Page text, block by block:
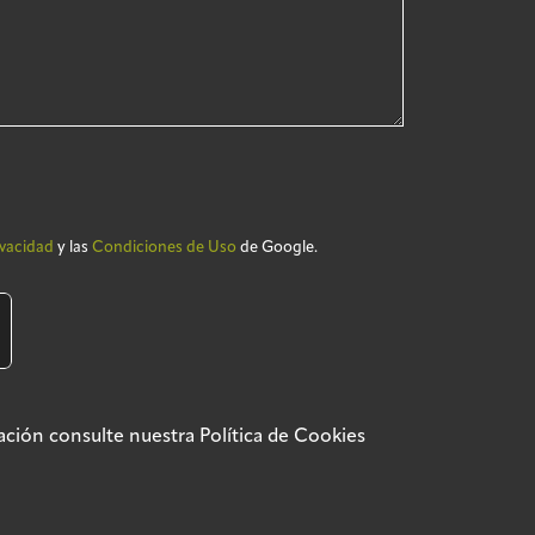
y las Condiciones de Uso de Google.
consulte nuestra Política de Cookies